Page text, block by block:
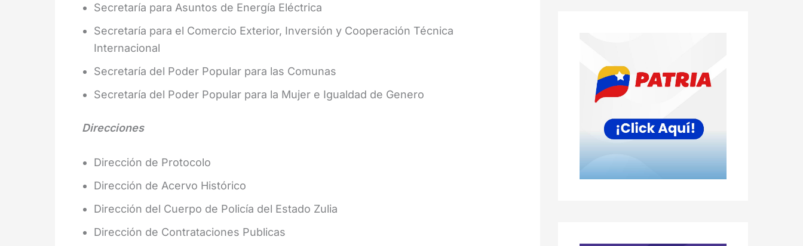
Secretaría para Asuntos de Energía Eléctrica
Secretaría para el Comercio Exterior, Inversión y Cooperación Técnica
Internacional
Secretaría del Poder Popular para las Comunas
Secretaría del Poder Popular para la Mujer e Igualdad de Genero
Direcciones
Dirección de Protocolo
Dirección de Acervo Histórico
Dirección del Cuerpo de Policía del Estado Zulia
Dirección de Contrataciones Publicas